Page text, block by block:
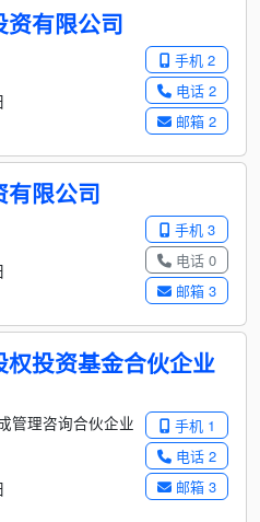
资有限公司
手机 2
电话 2
邮箱 2
有限公司
手机 3
电话 0
邮箱 3
投资基金合伙企业
手机 1
电话 2
邮箱 3
管理咨询合伙企业